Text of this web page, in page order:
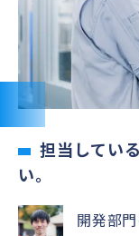
担当してい
い。
開発部